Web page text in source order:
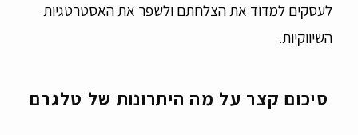
לעסקים למדוד את הצלחתם ולשפר את האסטרטגיות
השיווקיות.
סיכום קצר על מה היתרונות של טלגרם